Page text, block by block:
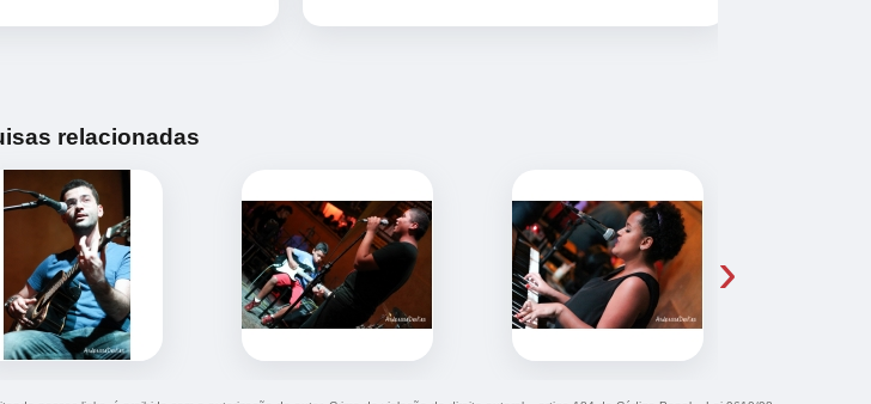
relacionadas
›